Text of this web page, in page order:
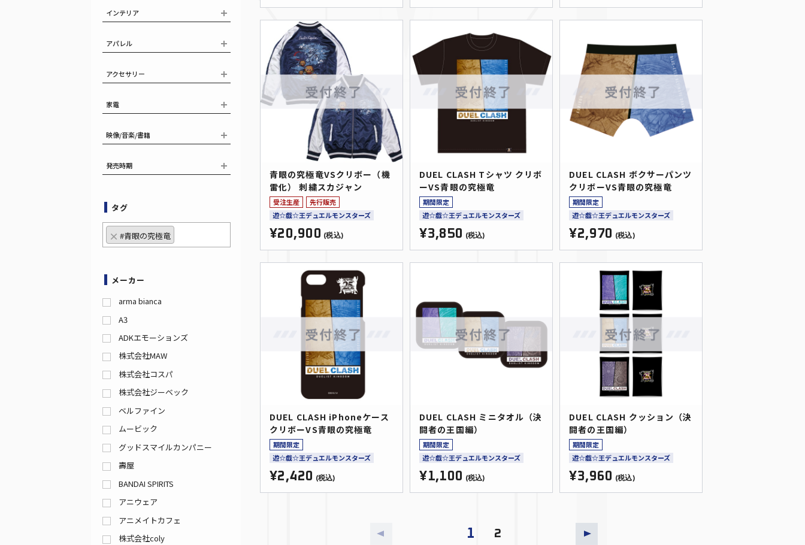
インテリア
アパレル
アクセサリー
家電
映像/音楽/書籍
発売時期
タグ
× #青眼の究極竜
メーカー
arma bianca
A3
ADKエモーションズ
株式会社MAW
株式会社コスパ
株式会社ジーベック
ベルファイン
ムービック
グッドスマイルカンパニー
壽屋
BANDAI SPIRITS
アニウェア
アニメイトカフェ
株式会社coly
青眼の究極竜VSクリボー（機
雷化） 刺繍スカジャン
受注生産
先行販売
遊☆戯☆王デュエルモンスターズ
¥20,900 (税込)
DUEL CLASH Tシャツ クリボ
ーVS青眼の究極竜
期間限定
遊☆戯☆王デュエルモンスターズ
¥3,850 (税込)
DUEL CLASH ボクサーパンツ
クリボーVS青眼の究極竜
期間限定
遊☆戯☆王デュエルモンスターズ
¥2,970 (税込)
DUEL CLASH iPhoneケース
クリボーVS青眼の究極竜
期間限定
遊☆戯☆王デュエルモンスターズ
¥2,420 (税込)
DUEL CLASH ミニタオル（決
闘者の王国編）
期間限定
遊☆戯☆王デュエルモンスターズ
¥1,100 (税込)
DUEL CLASH クッション（決
闘者の王国編）
期間限定
遊☆戯☆王デュエルモンスターズ
¥3,960 (税込)
1 2